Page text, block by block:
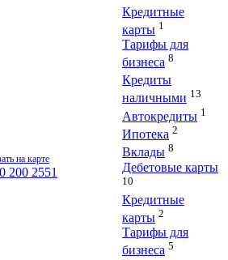
Кредитные
карты 1
Тарифы для
бизнеса 8
на карте
200 2551
Кредиты
наличными 13
Автокредиты 1
Ипотека 2
Вклады 8
Дебетовые карты
10
Кредитные
карты 2
Тарифы для
бизнеса 5